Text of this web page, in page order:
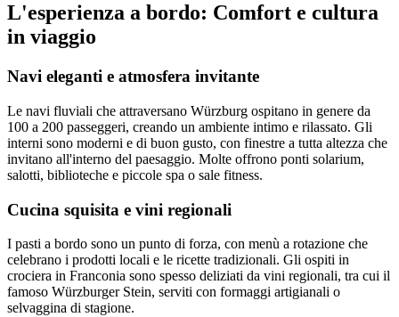
L'esperienza a bordo: Comfort e cultura
in viaggio
Navi eleganti e atmosfera invitante
Le navi fluviali che attraversano Würzburg ospitano in genere da
100 a 200 passeggeri, creando un ambiente intimo e rilassato. Gli
interni sono moderni e di buon gusto, con finestre a tutta altezza che
invitano all'interno del paesaggio. Molte offrono ponti solarium,
salotti, biblioteche e piccole spa o sale fitness.
Cucina squisita e vini regionali
I pasti a bordo sono un punto di forza, con menù a rotazione che
celebrano i prodotti locali e le ricette tradizionali. Gli ospiti in
crociera in Franconia sono spesso deliziati da vini regionali, tra cui il
famoso Würzburger Stein, serviti con formaggi artigianali o
selvaggina di stagione.